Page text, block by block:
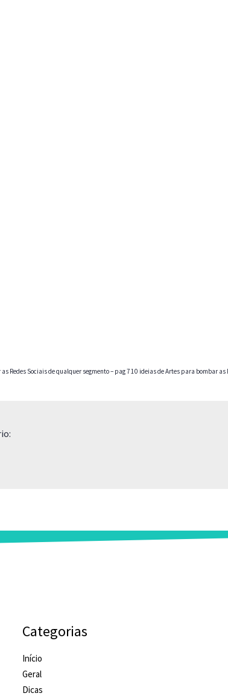
Redes Sociais de qualquer segmento – pag 710 ideias de Artes para bombar as
Categorias
Início
Geral
Dicas